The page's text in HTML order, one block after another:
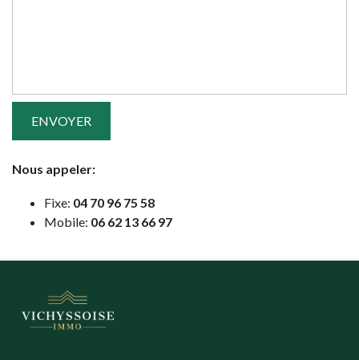
Nous appeler:
Fixe: 04 70 96 75 58
Mobile: 06 62 13 66 97